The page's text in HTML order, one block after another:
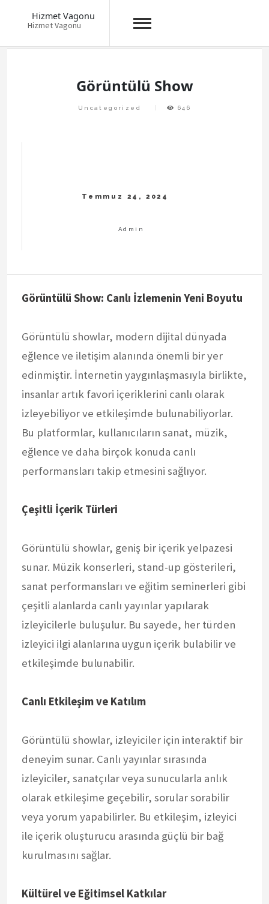
Hizmet Vagonu
Hizmet Vagonu
Görüntülü Show
Uncategorized 646
Görüntülü Show: Canlı İzlemenin Yeni Boyutu
Görüntülü showlar, modern dijital dünyada
eğlence ve iletişim alanında önemli bir yer
edinmiştir. İnternetin yaygınlaşmasıyla birlikte,
insanlar artık favori içeriklerini canlı olarak
izleyebiliyor ve etkileşimde bulunabiliyorlar.
Bu platformlar, kullanıcıların sanat, müzik,
eğlence ve daha birçok konuda canlı
performansları takip etmesini sağlıyor.
Çeşitli İçerik Türleri
Görüntülü showlar, geniş bir içerik yelpazesi
sunar. Müzik konserleri, stand-up gösterileri,
sanat performansları ve eğitim seminerleri gibi
çeşitli alanlarda canlı yayınlar yapılarak
izleyicilerle buluşulur. Bu sayede, her türden
izleyici ilgi alanlarına uygun içerik bulabilir ve
etkileşimde bulunabilir.
Canlı Etkileşim ve Katılım
Görüntülü showlar, izleyiciler için interaktif bir
deneyim sunar. Canlı yayınlar sırasında
izleyiciler, sanatçılar veya sunucularla anlık
olarak etkileşime geçebilir, sorular sorabilir
veya yorum yapabilirler. Bu etkileşim, izleyici
ile içerik oluşturucu arasında güçlü bir bağ
kurulmasını sağlar.
Kültürel ve Eğitimsel Katkılar